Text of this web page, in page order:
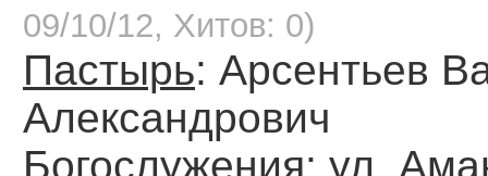
09/10/12, Хитов: 0)
Пастырь: Арсентьев
Александрович
Богослужения: ул.